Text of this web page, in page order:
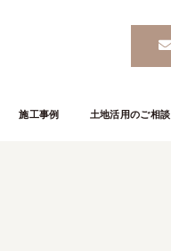
施工事例 土地活用のご相談